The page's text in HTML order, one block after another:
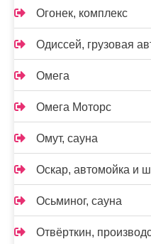
Огонек, комплекс
Одиссей, грузовая
Омега
Омега Моторс
Омут, сауна
Оскар, автомойка и
Осьминог, сауна
Отвёрткин,